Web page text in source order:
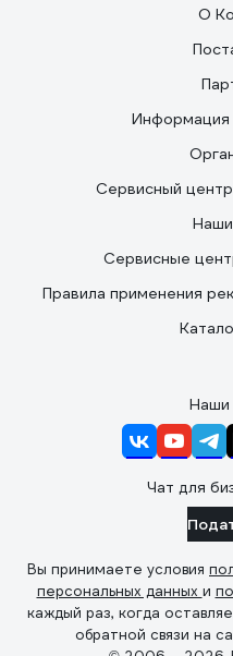
О
Информация
Сервисный
Наши
Сервисные
Правила применения
Наши
Чат для
Вы принимаете условия
персональных данных и
каждый раз, когда
обратной связи на